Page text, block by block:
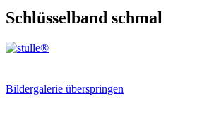
Schlüsselband schmal
Bildergalerie überspringen